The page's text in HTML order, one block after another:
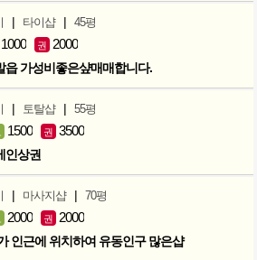
| 타이샵 | 45평
1000 권 2000
읍 가성비좋은샾매매합니다.
| 토탈샵 | 55평
1500 권 3500
인상권
| 마사지샵 | 70평
2000 권 2000
인근에 위치하여 유동인구 많은샵